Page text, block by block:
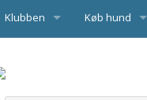
Klubben Køb hund